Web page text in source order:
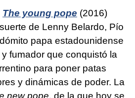
The young pope (2016)
de Lenny Belardo, Pío
papa estadounidense
fumador que conquistó la
para poner patas
y dinámicas de poder. La